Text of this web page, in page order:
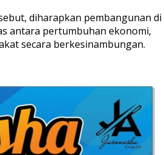
diharapkan pembangunan di
antara pertumbuhan ekonomi,
secara berkesinambungan.